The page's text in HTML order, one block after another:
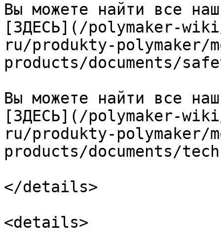
Вы можете найти все
[ЗДЕСЬ](/polymaker-
ru/produkty-polymaker/
products/documents/
Вы можете найти все
[ЗДЕСЬ](/polymaker-
ru/produkty-polymaker/
products/documents/
</details>
<details>